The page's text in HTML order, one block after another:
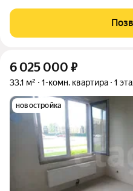
малоэтажный комплекс в
формат жилья. Расположен в
6 025 000 ₽
33,1 м² 1-комн. квартира 1
новостройка